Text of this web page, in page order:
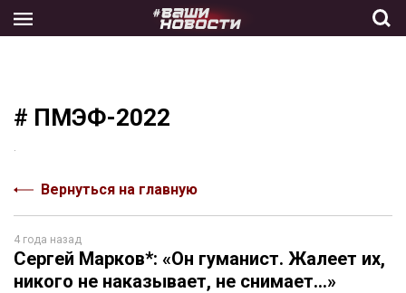
the
# ПМЭФ-2022
Вернуться на главную
4 года назад
Сергей Марков*: «Он гуманист. Жалеет их,
никого не наказывает, не снимает…»